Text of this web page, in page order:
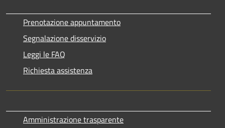
Prenotazione appuntamento
Segnalazione disservizio
Leggi le FAQ
Richiesta assistenza
Amministrazione trasparente